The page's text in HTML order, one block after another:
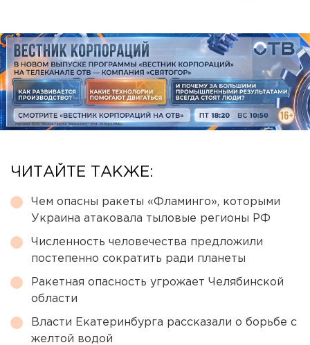
ЧИТАЙТЕ ТАКЖЕ:
Чем опасны ракеты «Фламинго», которыми
Украина атаковала тыловые регионы РФ
Численность человечества предложили
постепенно сократить ради планеты
Ракетная опасность угрожает Челябинской
области
Власти Екатеринбурга рассказали о борьбе с
желтой водой